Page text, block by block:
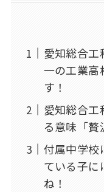
愛知総合工
一の工業高
す！
愛知総合工
る意味「贅
付属中学校
ている子に
ね！